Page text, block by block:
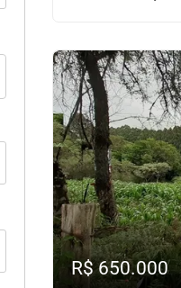
R$ 650.000